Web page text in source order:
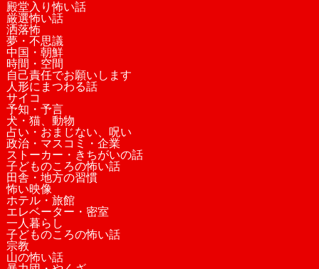
殿堂入り怖い話
厳選怖い話
洒落怖
夢・不思議
中国・朝鮮
時間・空間
自己責任でお願いします
人形にまつわる話
サイコ
予知・予言
犬・猫、動物
占い・おまじない、呪い
政治・マスコミ・企業
ストーカー・きちがいの話
子どものころの怖い話
田舎・地方の習慣
怖い映像
ホテル・旅館
エレベーター・密室
一人暮らし
子どものころの怖い話
宗教
山の怖い話